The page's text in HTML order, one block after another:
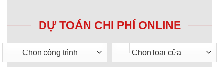
DỰ TOÁN CHI PHÍ ONLINE